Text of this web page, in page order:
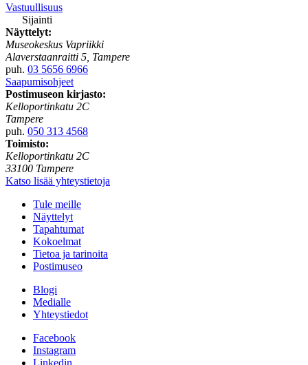
Vastuullisuus
Sijainti
Näyttelyt:
Museokeskus Vapriikki
Alaverstaanraitti 5, Tampere
puh. 03 5656 6966
Saapumisohjeet
Postimuseon kirjasto:
Kelloportinkatu 2C
Tampere
puh. 050 313 4568
Toimisto:
Kelloportinkatu 2C
33100 Tampere
Katso lisää yhteystietoja
Tule meille
Näyttelyt
Tapahtumat
Kokoelmat
Tietoa ja tarinoita
Postimuseo
Blogi
Medialle
Yhteystiedot
Facebook
Instagram
Linkedin